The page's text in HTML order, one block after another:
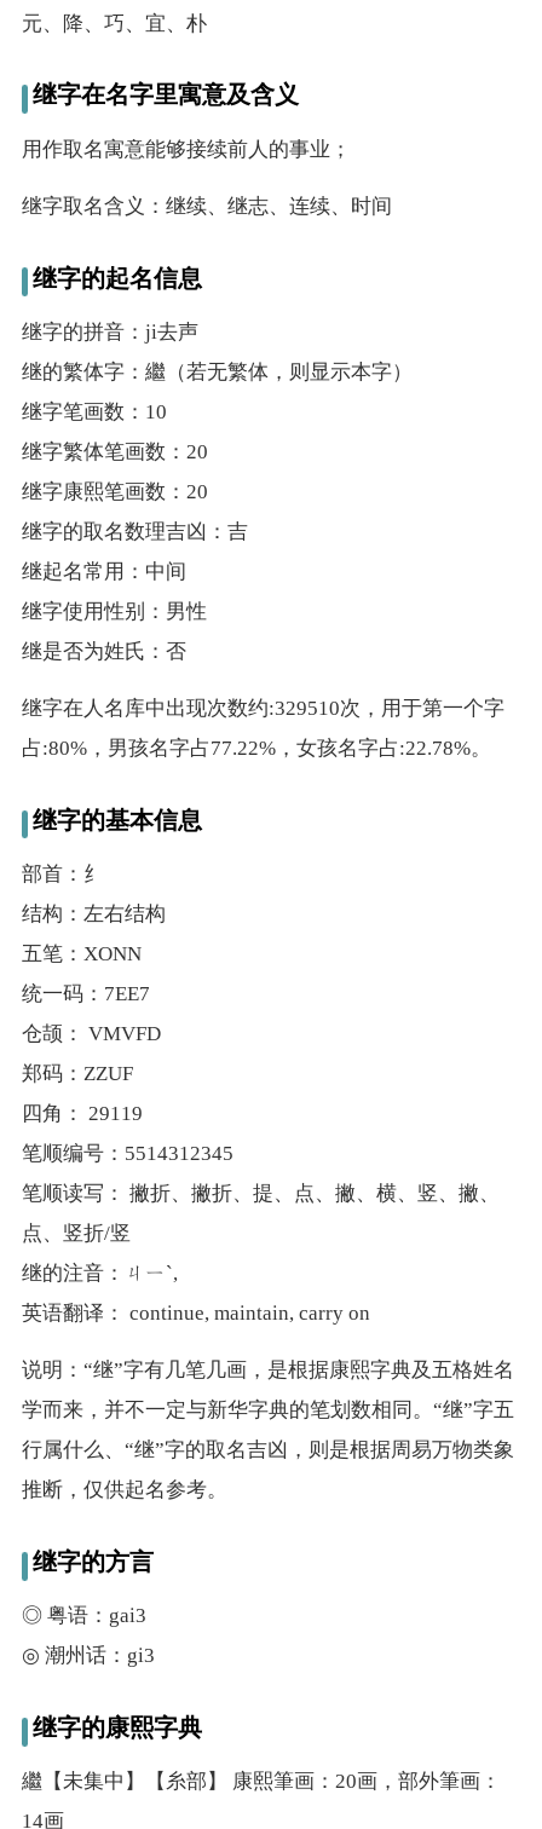
元、降、巧、宜、朴
继字在名字里寓意及含义
用作取名寓意能够接续前人的事业；
继字取名含义：继续、继志、连续、时间
继字的起名信息
继字的拼音：ji去声
继的繁体字：繼（若无繁体，则显示本字）
继字笔画数：10
继字繁体笔画数：20
继字康熙笔画数：20
继字的取名数理吉凶：吉
继起名常用：中间
继字使用性别：男性
继是否为姓氏：否
继字在人名库中出现次数约:329510次，用于第一个字
占:80%，男孩名字占77.22%，女孩名字占:22.78%。
继字的基本信息
部首：纟
结构：左右结构
五笔：XONN
统一码：7EE7
仓颉： VMVFD
郑码：ZZUF
四角： 29119
笔顺编号：5514312345
笔顺读写： 撇折、撇折、提、点、撇、横、竖、撇、
点、竖折/竖
继的注音：ㄐㄧˋ,
英语翻译： continue, maintain, carry on
说明：“继”字有几笔几画，是根据康熙字典及五格姓名
学而来，并不一定与新华字典的笔划数相同。“继”字五
行属什么、“继”字的取名吉凶，则是根据周易万物类象
推断，仅供起名参考。
继字的方言
◎ 粤语：gai3
◎ 潮州话：gi3
继字的康熙字典
繼【未集中】【糸部】 康熙筆画：20画，部外筆画：
14画